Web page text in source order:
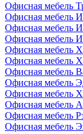
Офисная мебель
Офисная мебель
Офисная мебель
Офисная мебель
Офисная мебель
Офисная мебель
Офисная мебель
Офисная мебель
Офисная мебель
Офисная мебель
Офисная мебель
Офисная мебель